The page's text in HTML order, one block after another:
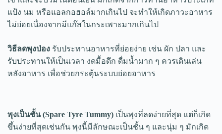
แป้ง นม หรือแอลกอฮอล์มากเกินไป จะทำให้เกิดภาวะอาหาร
ไม่ย่อยเนื่องจากมีแก๊สในกระเพาะมากเกินไป
วิธีลดพุงป่อง รับประทานอาหารที่ย่อยง่าย เช่น ผัก ปลา และ
รับประทานให้เป็นเวลา งดมื้อดึก ดื่มน้ำมาก ๆ ควรเดินเล่น
หลังอาหาร เพื่อช่วยกระตุ้นระบบย่อยอาหาร
พุงเป็นชั้น (Spare Tyre Tummy) เป็นพุงที่ลดง่ายที่สุด แต่ก็เกิด
ขึ้นง่ายที่สุดเช่นกัน พุงนี้มีลักษณะเป็นชั้น ๆ และนุ่ม ๆ มักเกิด